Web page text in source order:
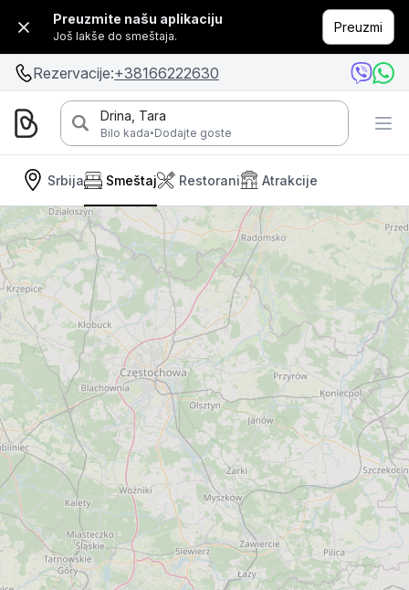
Preuzmite našu aplikaciju
Još lakše do smeštaja.
Preuzmi
Rezervacije:+38166222630
Drina, Tara
Bilo kada·Dodajte goste
Srbija Smeštaj Restorani Atrakcije